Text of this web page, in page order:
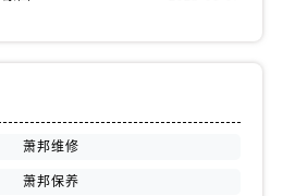
萧邦维修
萧邦保养